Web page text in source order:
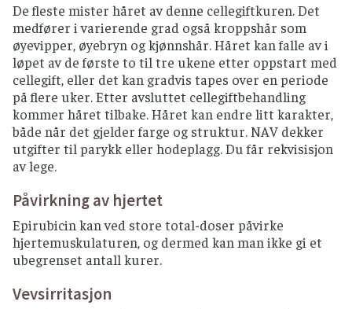
De fleste mister håret av denne cellegiftkuren. Det
medfører i varierende grad også kroppshår som
øyevipper, øyebryn og kjønnshår. Håret kan falle av i
løpet av de første to til tre ukene etter oppstart med
cellegift, eller det kan gradvis tapes over en periode
på flere uker. Etter avsluttet cellegiftbehandling
kommer håret tilbake. Håret kan endre litt karakter,
både når det gjelder farge og struktur. NAV dekker
utgifter til parykk eller hodeplagg. Du får rekvisisjon
av lege.
Påvirkning av hjertet
Epirubicin kan ved store total-doser påvirke
hjertemuskulaturen, og dermed kan man ikke gi et
ubegrenset antall kurer.
Vevsirritasjon